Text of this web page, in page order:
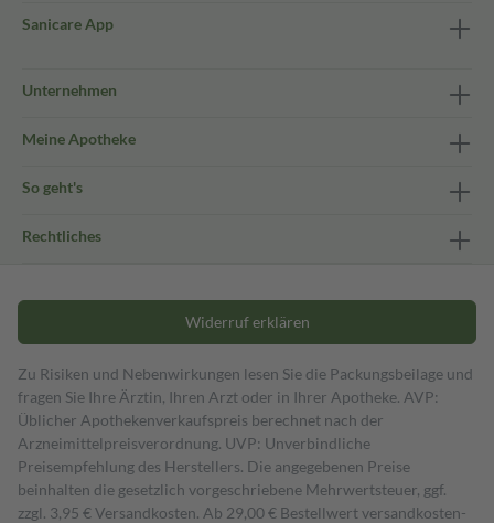
Sanicare App
Unternehmen
Meine Apotheke
So geht's
Rechtliches
Widerruf erklären
Zu Risiken und Nebenwirkungen lesen Sie die Packungsbeilage und
fragen Sie Ihre Ärztin, Ihren Arzt oder in Ihrer Apotheke. AVP:
Üblicher Apothekenverkaufspreis berechnet nach der
Arzneimittelpreisverordnung. UVP: Unverbindliche
Preisempfehlung des Herstellers. Die angegebenen Preise
beinhalten die gesetzlich vorgeschriebene Mehrwertsteuer, ggf.
zzgl. 3,95 € Versandkosten. Ab 29,00 € Bestell­wert versand­kosten­